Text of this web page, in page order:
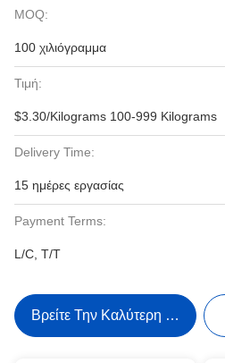
MOQ:
100 χιλιόγραμμα
Τιμή:
$3.30/Kilograms 100-999 Kilograms
Delivery Time:
15 ημέρες εργασίας
Payment Terms:
L/C, T/T
Βρείτε Την Καλύτερη Τιμή